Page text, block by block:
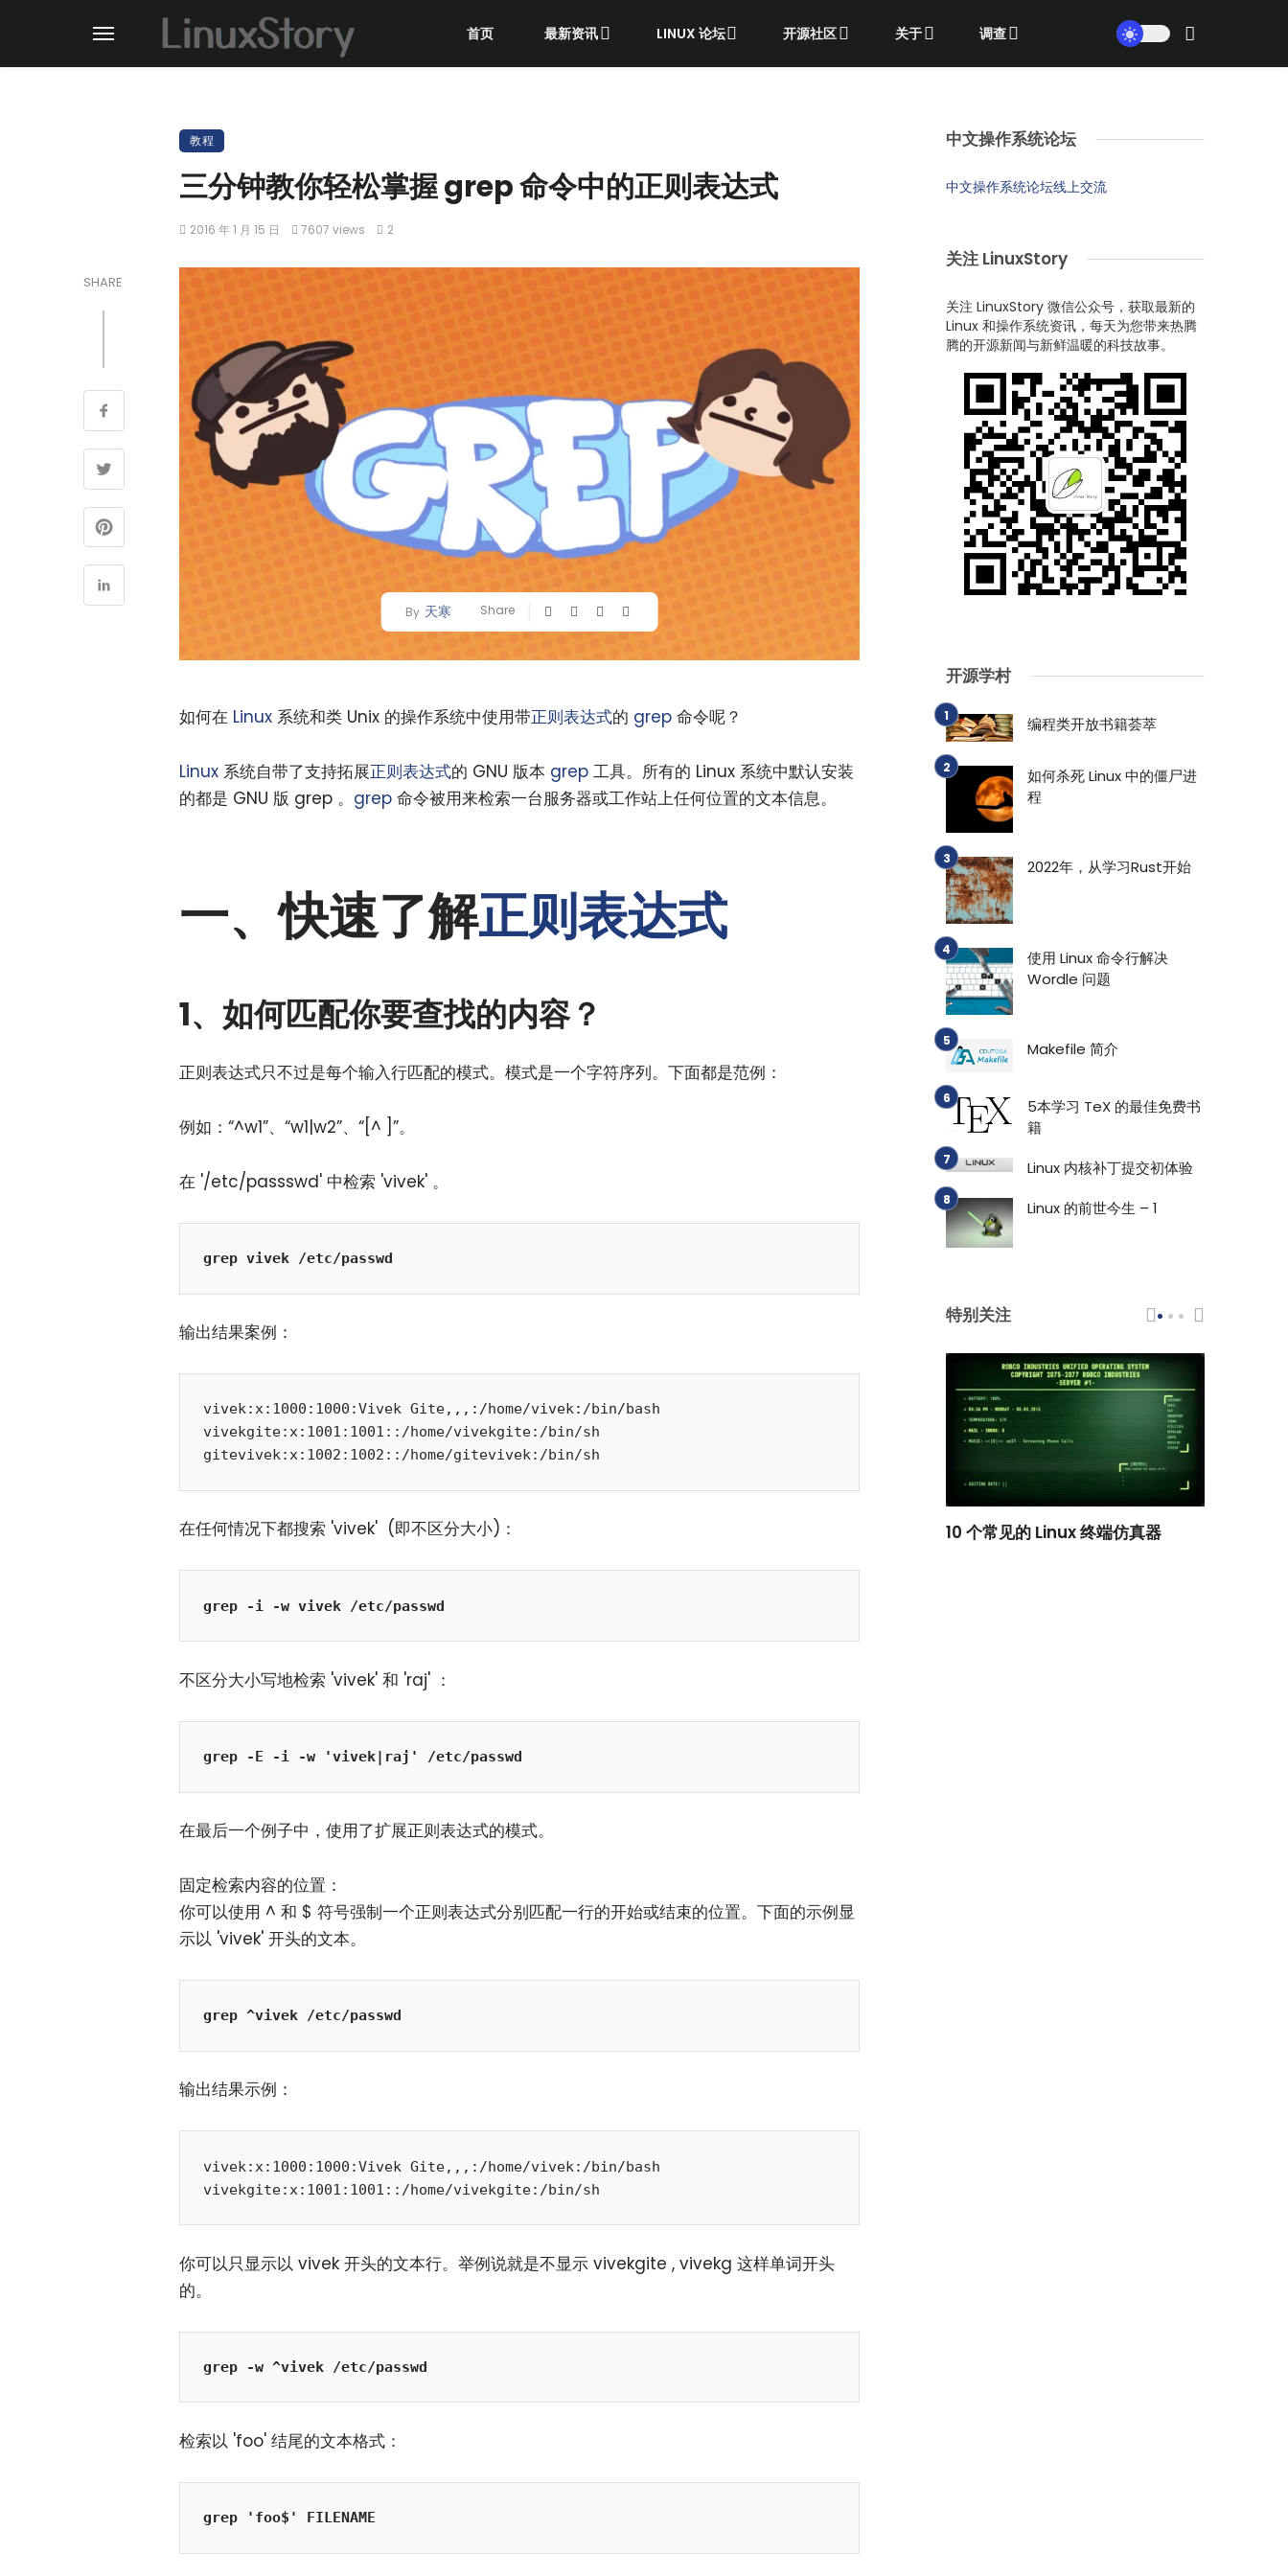
首页 最新资讯 LINUX 论坛 开源社区 关于 调查
教程
三分钟教你轻松掌握 grep 命令中的正则表达式
2016 年 1 月 15 日 7607 views 2
SHARE
By 天寒 Share
如何在 Linux 系统和类 Unix 的操作系统中使用带正则表达式的 grep 命令呢？
Linux 系统自带了支持拓展正则表达式的 GNU 版本 grep 工具。所有的 Linux 系统中默认安装
的都是 GNU 版 grep 。 grep 命令被用来检索一台服务器或工作站上任何位置的文本信息。
一、快速了解正则表达式
1、如何匹配你要查找的内容？
正则表达式只不过是每个输入行匹配的模式。模式是一个字符序列。下面都是范例：
例如：“^w1”、“w1|w2”、“[^ ]”。
在 '/etc/passswd' 中检索 'vivek' 。
grep vivek /etc/passwd
输出结果案例：
vivek:x:1000:1000:Vivek Gite,,,:/home/vivek:/bin/bash
vivekgite:x:1001:1001::/home/vivekgite:/bin/sh
gitevivek:x:1002:1002::/home/gitevivek:/bin/sh
在任何情况下都搜索 'vivek' (即不区分大小)：
grep -i -w vivek /etc/passwd
不区分大小写地检索 'vivek' 和 'raj' ：
grep -E -i -w 'vivek|raj' /etc/passwd
在最后一个例子中，使用了扩展正则表达式的模式。
固定检索内容的位置：
你可以使用 ^ 和 $ 符号强制一个正则表达式分别匹配一行的开始或结束的位置。下面的示例显
示以 'vivek' 开头的文本。
grep ^vivek /etc/passwd
输出结果示例：
vivek:x:1000:1000:Vivek Gite,,,:/home/vivek:/bin/bash
vivekgite:x:1001:1001::/home/vivekgite:/bin/sh
你可以只显示以 vivek 开头的文本行。举例说就是不显示 vivekgite , vivekg 这样单词开头
的。
grep -w ^vivek /etc/passwd
检索以 'foo' 结尾的文本格式：
grep 'foo$' FILENAME
中文操作系统论坛
中文操作系统论坛线上交流
关注 LinuxStory
关注 LinuxStory 微信公众号，获取最新的
Linux 和操作系统资讯，每天为您带来热腾
腾的开源新闻与新鲜温暖的科技故事。
开源学村
编程类开放书籍荟萃
如何杀死 Linux 中的僵尸进
程
2022年，从学习Rust开始
使用 Linux 命令行解决
Wordle 问题
Makefile 简介
5本学习 TeX 的最佳免费书
籍
Linux 内核补丁提交初体验
Linux 的前世今生 – 1
特别关注
小白观察：Let&apos;s Encrpt 正
10 个常见的 Linux 终端仿真器